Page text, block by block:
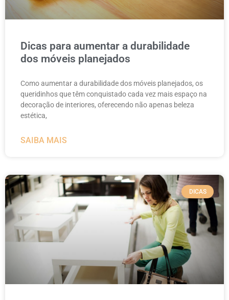
Dicas para aumentar a durabilidade
dos móveis planejados
Como aumentar a durabilidade dos móveis planejados, os
queridinhos que têm conquistado cada vez mais espaço na
decoração de interiores, oferecendo não apenas beleza
estética,
SAIBA MAIS
DICAS